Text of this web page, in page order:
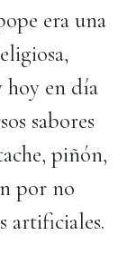
era una
hoy en día
sabores
piñón,
por no
artificiales.